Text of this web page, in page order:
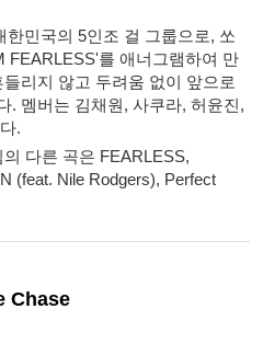
민국의 5인조 걸 그룹으로, 쏘
FEARLESS'를 애너그램하여 만
리지 않고 두려움 없이 앞으로
. 멤버는 김채원, 사쿠라, 허윤진,
.
다른 곡은 FEARLESS,
(feat. Nile Rodgers), Perfect
Chase